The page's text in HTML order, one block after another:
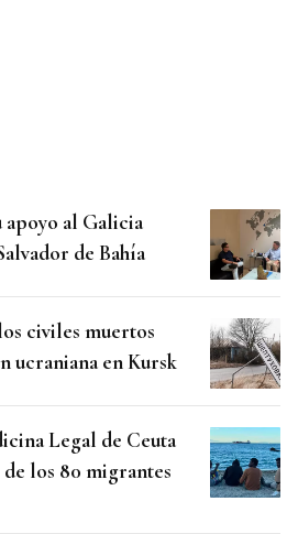
apoyo al Galicia
de Bahía
civiles muertos
ucraniana en Kursk
Legal de Ceuta
los 80 migrantes